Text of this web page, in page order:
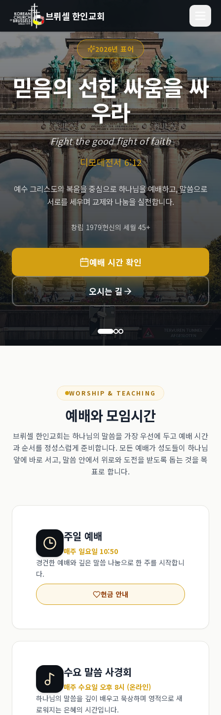
브뤼셀 한인교회
2026년 표어
믿음의 선한 싸움을 싸
우라
Fight the good fight of faith
디모데전서 6:12
예수 그리스도의 복음을 중심으로 하나님을 예배하고, 말씀으로
서로를 세우며 교제와 나눔을 실천합니다.
창립 1979헌신의 세월 45+
예배 시간 확인
오시는 길
WORSHIP & TEACHING
예배와 모임시간
브뤼셀 한인교회는 하나님의 말씀을 가장 우선에 두고 예배 시간
과 순서를 정성스럽게 준비합니다. 모든 예배가 성도들이 하나님
앞에 바로 서고, 말씀 안에서 위로와 도전을 받도록 돕는 것을 목
표로 합니다.
주일 예배
매주 일요일 10:50
경건한 예배와 깊은 말씀 나눔으로 한 주를 시작합니
다.
헌금 안내
수요 말씀 사경회
매주 수요일 오후 8시 (온라인)
하나님의 말씀을 깊이 배우고 묵상하며 영적으로 새
로워지는 은혜의 시간입니다.